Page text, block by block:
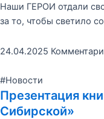
Наши ГЕРОИ отдали
за то, чтобы светило
24.04.2025
#Новости
Презентация
Сибирской»